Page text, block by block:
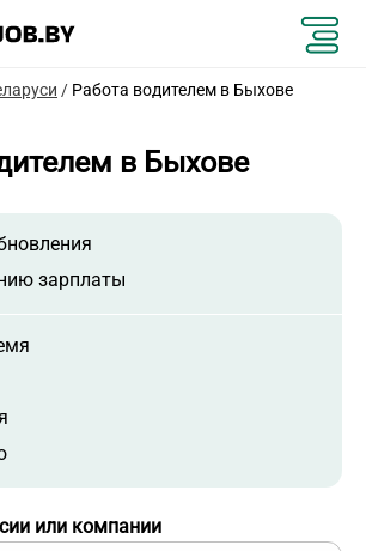
/ Работа водителем в Быхове
в Быхове
или компании
зарплаты